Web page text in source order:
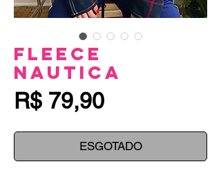
Fleece
Nautica
R$ 79,90Preço
ESGOTADO